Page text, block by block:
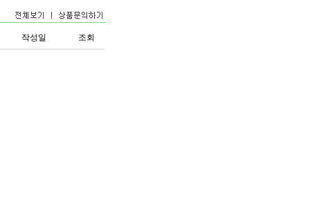
작성일 조회